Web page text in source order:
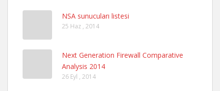
NSA sunucuları listesi
25 Haz , 2014
Next Generation Firewall Comparative
Analysis 2014
26 Eyl , 2014